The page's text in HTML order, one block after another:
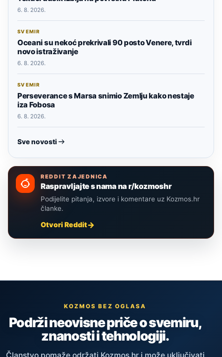
6. 8. 2026.
SVEMIR
Oceani su nekoć prekrivali 90 posto Venere, tvrdi
novo istraživanje
6. 8. 2026.
SVEMIR
Perseverance s Marsa snimio Zemlju kako nestaje
iza Fobosa
6. 8. 2026.
Sve novosti
REDDIT ZAJEDNICA
Raspravljajte s nama na r/kozmoshr
Podijelite pitanja, izvore i komentare uz Kozmos.hr
članke.
Otvori Reddit
KOZMOS BEZ OGLASA
Podrži neovisne priče o svemiru,
znanosti i tehnologiji.